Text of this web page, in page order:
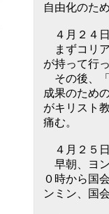
自由化のた
４月２４
まずコリ
が持って行
その後、「
成果のため
がキリスト
痛む。
４月２５
早朝、ヨン
０時から国
ンミン、国